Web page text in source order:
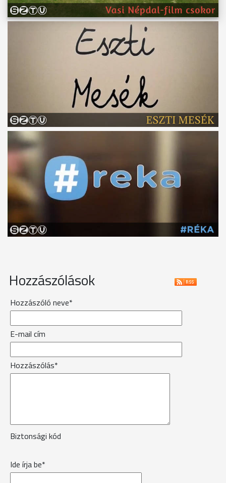
Hozzászólások
Hozzászóló neve*
E-mail cím
Hozzászólás*
Biztonsági kód
Ide írja be*